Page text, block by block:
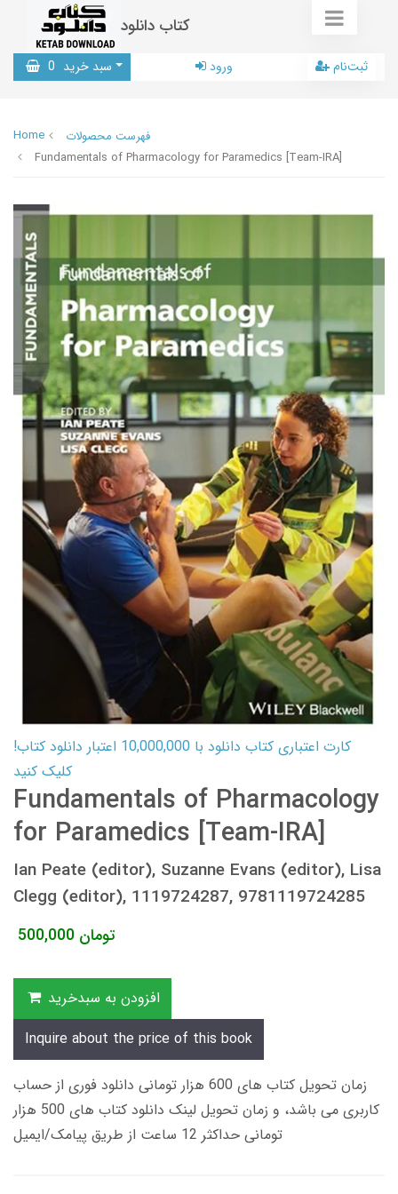
کتاب دانلود
سبد خرید 0 ورود ثبت‌نام
Home
فهرست محصولات
Fundamentals of Pharmacology for Paramedics [Team-IRA]
کارت اعتباری کتاب دانلود با 10,000,000 اعتبار دانلود کتاب!
کلیک کنید
Fundamentals of Pharmacology
for Paramedics [Team-IRA]
Ian Peate (editor), Suzanne Evans (editor), Lisa
Clegg (editor), 1119724287, 9781119724285
500,000 تومان
افزودن به سبدخرید
Inquire about the price of this book
زمان تحویل کتاب های 600 هزار تومانی دانلود فوری از حساب
کاربری می باشد، و زمان تحویل لینک دانلود کتاب های 500 هزار
تومانی حداکثر 12 ساعت از طریق پیامک/ایمیل